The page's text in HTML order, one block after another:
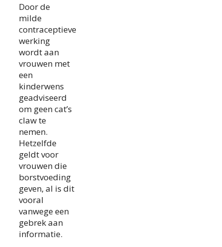
Door de
milde
contraceptieve
werking
wordt aan
vrouwen met
een
kinderwens
geadviseerd
om geen cat’s
claw te
nemen.
Hetzelfde
geldt voor
vrouwen die
borstvoeding
geven, al is dit
vooral
vanwege een
gebrek aan
informatie.